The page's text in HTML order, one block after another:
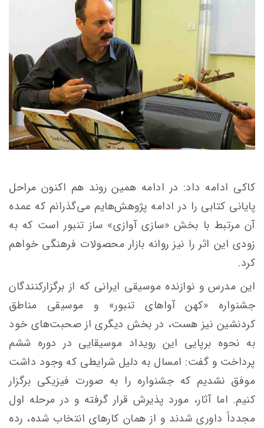
کاکی ادامه داد: در ادامه همین روند هم اکنون مراحل
پایانی کتابی را در ادامه پژوهش‌هایم می‌گذرانم که عمده
آن مرتبط با بخش «سازی آوازی» ساز تنبور است که به
زودی این اثر را نیز روانه بازار محصولات فرهنگی خواهم
کرد.
این مدرس و نوازنده موسیقی ایرانی که از برگزارکنندگان
جشنواره «کهن آواهای تنبور» و موسیقی مناطق
کردنشین نیز هست، در بخش دیگری از صحبت‌های خود
به نحوه برپایی این رویداد موسیقایی در دوره ششم
پرداخت و گفت: امسال به دلیل شرایطی که وجود داشت
موفق نشدیم که جشنواره را به صورت فیزیکی برگزار
کنیم. اما آثار، مورد پذیرش قرار گرفته و در مرحله اول
مجدداً داوری شدند و از همان کارهای انتخاب شده، رده